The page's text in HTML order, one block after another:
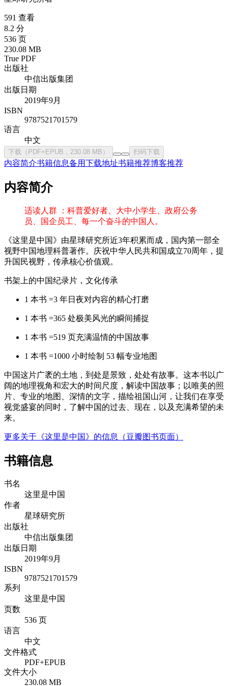
591 查看
8.2 分
536 页
230.08 MB
True PDF
出版社
中信出版集团
出版日期
2019年9月
ISBN
9787521701579
语言
中文
下载（PDF+EPUB，230.08 MB） 扫码下载
内容简介书籍信息备用下载地址书籍推荐博客推荐
内容简介
适读人群 ：科普爱好者、大中小学生、政府公务
员、国企员工、每一个奋斗的中国人。
《这里是中国》由星球研究所近3年积累而成，国内第一部全
视野中国地理科普著作。庆祝中华人民共和国成立70周年，提
升国民视野，传承核心价值观。
书架上的中国纪录片，文化传承
1 本书 =3 年日夜对内容的精心打磨
1 本书 =365 处极美风光的瞬间捕捉
1 本书 =519 页充满温情的中国故事
1 本书 =1000 小时绘制 53 幅专业地图
中国这片广袤的土地，到处是景致，处处有故事。这本书以广
阔的地理视角和宏大的时间尺度，解读中国故事；以唯美的照
片、专业的地图、深情的文字，描绘祖国山河，让我们在享受
视觉盛宴的同时，了解中国的过去、现在，以及充满希望的未
来。
更多关于《这里是中国》的信息（豆瓣图书页面）
书籍信息
书名
这里是中国
作者
星球研究所
出版社
中信出版集团
出版日期
2019年9月
ISBN
9787521701579
系列
这里是中国
页数
536 页
语言
中文
文件格式
PDF+EPUB
文件大小
230.08 MB